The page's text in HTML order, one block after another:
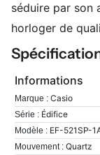
séduire par son
horloger de
Informations
Marque : Casio
Série : Édifice
Modèle : EF-521SP-
Mouvement : Quartz